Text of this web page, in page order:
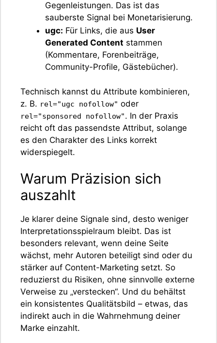
Gegenleistungen. Das ist das
sauberste Signal bei Monetarisierung.
ugc: Für Links, die aus User
Generated Content stammen
(Kommentare, Forenbeiträge,
Community-Profile, Gästebücher).
Technisch kannst du Attribute kombinieren,
z. B. rel="ugc nofollow" oder
rel="sponsored nofollow". In der Praxis
reicht oft das passendste Attribut, solange
es den Charakter des Links korrekt
widerspiegelt.
Warum Präzision sich
auszahlt
Je klarer deine Signale sind, desto weniger
Interpretationsspielraum bleibt. Das ist
besonders relevant, wenn deine Seite
wächst, mehr Autoren beteiligt sind oder du
stärker auf Content-Marketing setzt. So
reduzierst du Risiken, ohne sinnvolle externe
Verweise zu „verstecken“. Und du behältst
ein konsistentes Qualitätsbild – etwas, das
indirekt auch in die Wahrnehmung deiner
Marke einzahlt.